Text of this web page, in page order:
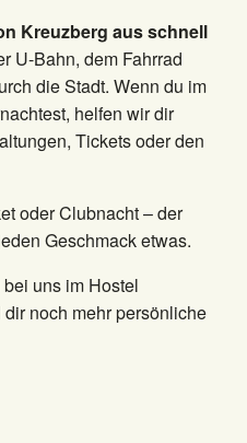
Kreuzberg aus schnell
U-Bahn, dem Fahrrad
die Stadt. Wenn du im
helfen wir dir
Tickets oder den
oder Clubnacht – der
Geschmack etwas.
uns im Hostel
noch mehr persönliche